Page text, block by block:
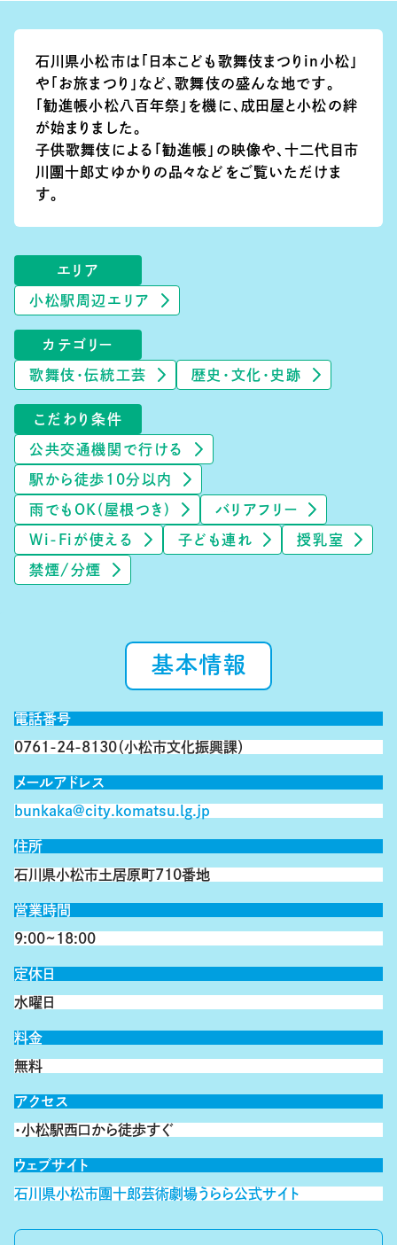
石川県小松市は「日本こども歌舞伎まつりin小松」
や「お旅まつり」など、歌舞伎の盛んな地です。
「勧進帳小松八百年祭」を機に、成田屋と小松の絆
が始まりました。
子供歌舞伎による「勧進帳」の映像や、十二代目市
川團十郎丈ゆかりの品々などをご覧いただけま
す。
エリア
小松駅周辺エリア
カテゴリー
歌舞伎・伝統工芸 歴史・文化・史跡
こだわり条件
公共交通機関で行ける
駅から徒歩10分以内
雨でもOK(屋根つき) バリアフリー
Wi-Fiが使える 子ども連れ 授乳室
禁煙/分煙
基本情報
電話番号
0761-24-8130（小松市文化振興課）
メールアドレス
bunkaka@city.komatsu.lg.jp
住所
石川県小松市土居原町710番地
営業時間
9:00~18:00
定休日
水曜日
料金
無料
アクセス
・小松駅西口から徒歩すぐ
ウェブサイト
石川県小松市團十郎芸術劇場うらら公式サイト